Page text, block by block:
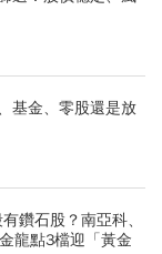
基金、零股還是放
鑽石股？南亞科、
龍點3檔迎「黃金